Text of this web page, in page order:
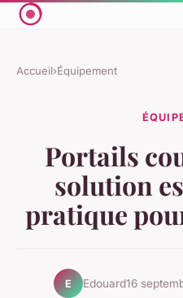
Accueil›Équipement
Portails
solution
pratique
E Edouard16